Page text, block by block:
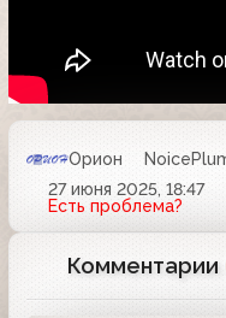
Орион
27 июня 2025, 18:47
Есть проблема?
Комментарии